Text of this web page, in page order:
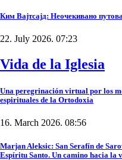
Ким Вајтсајд: Неочекивано
22. July 2026. 07:23
Vida de la Iglesia
Una peregrinación virtual por los
espirituales de la Ortodoxia
16. March 2026. 08:56
Marjan Aleksic: San Serafín de
Espíritu Santo. Un camino hacia la